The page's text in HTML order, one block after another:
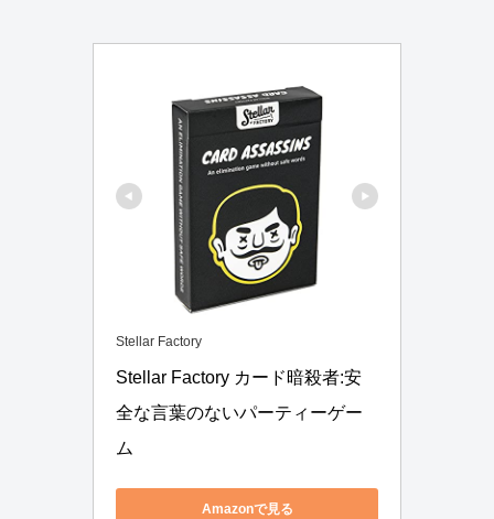
Stellar Factory
Stellar Factory カード暗殺者:安
全な言葉のないパーティーゲー
ム
Amazonで見る